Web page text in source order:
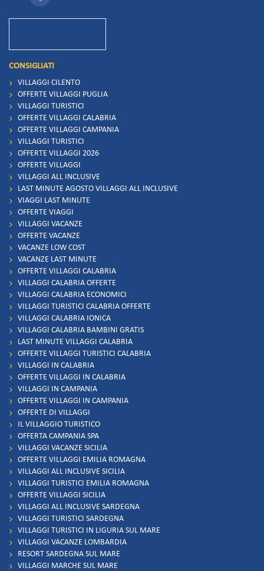
CONSIGLIATI
VILLAGGI CILENTO
OFFERTE VILLAGGI PUGLIA
VILLAGGI TURISTICI
OFFERTE VILLAGGI CALABRIA
OFFERTE VILLAGGI CAMPANIA
VILLAGGI TURISTICI
OFFERTE VILLAGGI 2026
OFFERTE VILLAGGI
VILLAGGI ALL INCLUSIVE
LAST MINUTE AGOSTO VILLAGGI ALL INCLUSIVE
VIAGGI LAST MINUTE
OFFERTE VIAGGI
VILLAGGI VACANZE
OFFERTE VACANZE
VACANZE LOW COST
VACANZE LAST MINUTE
OFFERTE VILLAGGI CALABRIA
VILLAGGI CALABRIA OFFERTE
VILLAGGI CALABRIA ECONOMICI
VILLAGGI TURISTICI CALABRIA OFFERTE
VILLAGGI CALABRIA IONICA
VILLAGGI CALABRIA BAMBINI GRATIS
LAST MINUTE VILLAGGI CALABRIA
OFFERTE VILLAGGI TURISTICI CALABRIA
VILLAGGI IN CALABRIA
OFFERTE VILLAGGI IN CALABRIA
VILLAGGI IN CAMPANIA
OFFERTE VILLAGGI IN CAMPANIA
OFFERTE DI VILLAGGI
IL VILLAGGIO TURISTICO
OFFERTA CAMPANIA SPA
VILLAGGI VACANZE SICILIA
OFFERTE VILLAGGI EMILIA ROMAGNA
VILLAGGI ALL INCLUSIVE SICILIA
VILLAGGI TURISTICI EMILIA ROMAGNA
OFFERTE VILLAGGI SICILIA
VILLAGGI ALL INCLUSIVE SARDEGNA
VILLAGGI TURISTICI SARDEGNA
VILLAGGI TURISTICI IN LIGURIA SUL MARE
VILLAGGI VACANZE LOMBARDIA
RESORT SARDEGNA SUL MARE
VILLAGGI MARCHE SUL MARE